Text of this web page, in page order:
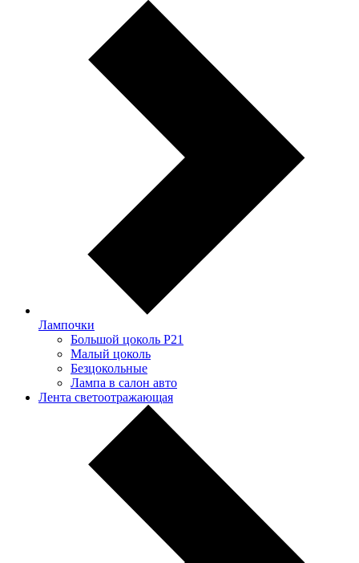
Лампочки
Большой цоколь P21
Малый цоколь
Безцокольные
Лампа в салон авто
Лента светоотражающая